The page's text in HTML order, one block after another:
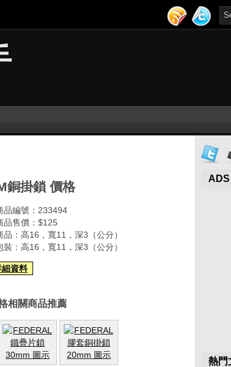
銅掛鎖 價格
品編號：233494
品售價：$125
品：高16，寬11，深3（公分）
裝：高16，寬11，深3（公分）
資料
相關商品推薦
ADS
熱門